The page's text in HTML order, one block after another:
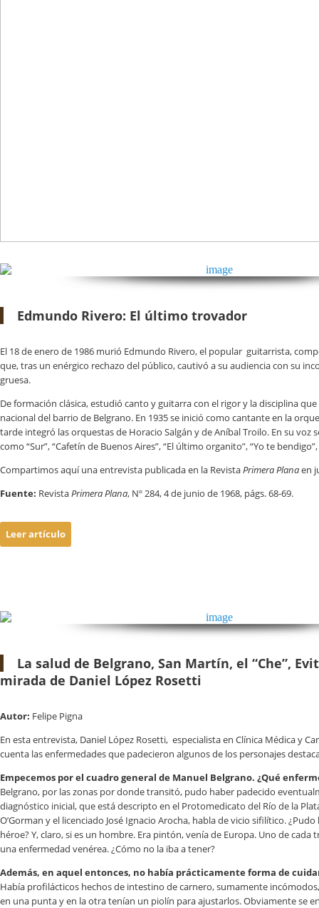
Edmundo Rivero: El último trovador
El 18 de enero de 1986 murió Edmundo Rivero, el popular guitarrista,
que, tras un enérgico rechazo del público, cautivó a su audiencia con su
gruesa.
De formación clásica, estudió canto y guitarra con el rigor y la disciplina
nacional del barrio de Belgrano. En 1935 se inició como cantante en la
tarde integró las orquestas de Horacio Salgán y de Aníbal Troilo. En su voz
como “Sur”, “Cafetín de Buenos Aires”, “El último organito”, “Yo te
Compartimos aquí una entrevista publicada en la RevistaPrimera Planaen
Fuente: RevistaPrimera Plana, Nº 284, 4 de junio de 1968, págs. 68-69.
Leer artículo
La salud de Belgrano, San Martín, el “Che”,
mirada de Daniel López Rosetti
Autor: Felipe Pigna
En esta entrevista, Daniel López Rosetti, especialista en Clínica Médica y
cuenta las enfermedades que padecieron algunos de los personajes
Empecemos por el cuadro general de Manuel Belgrano. ¿Qué
Belgrano, por las zonas por donde transitó, pudo haber padecido
diagnóstico inicial, que está descripto en el Protomedicato del Río de la
O’Gorman y el licenciado José Ignacio Arocha, habla de vicio sifilítico.
héroe? Y, claro, si es un hombre. Era pintón, venía de Europa. Uno de cada
una enfermedad venérea. ¿Cómo no la iba a tener?
Además, en aquel entonces, no había prácticamente forma de
Había profilácticos hechos de intestino de carnero, sumamente
en una punta y en la otra tenían un piolín para ajustarlos. Obviamente se